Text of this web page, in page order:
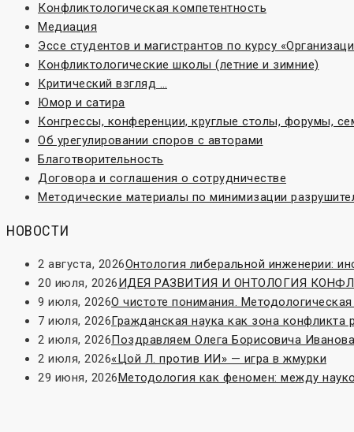
Конфликтологическая компетентность
Медиация
Эссе студентов и магистрантов по курсу
Конфликтологические школы (летние и зимние)
Критический взгляд …
Юмор и сатира
Конгрессы, конференции, круглые столы, форумы,
Об урегулировании споров с авторами
Благотворительность
Договора и соглашения о сотрудничестве
Методические материалы по минимизации
НОВОСТИ
2 августа, 2026Онтология либеральной инженерии:
20 июля, 2026ИДЕЯ РАЗВИТИЯ И ОНТОЛОГИЯ
9 июля, 2026О чистоте понимания.
7 июля, 2026Гражданская наука как зона конфликта
2 июля, 2026Поздравляем Олега Борисовича
2 июля, 2026«Цой Л. против ИИ» — игра в жмурки
29 июня, 2026Методология как феномен: между